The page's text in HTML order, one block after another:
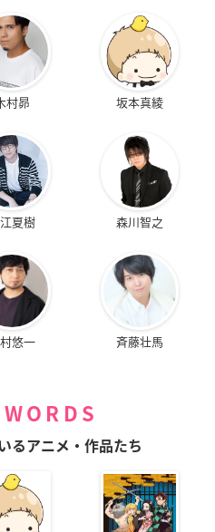
村昴 坂本真綾
夏樹 森川智之
悠一 斉藤壮馬
るアニメ・作品たち